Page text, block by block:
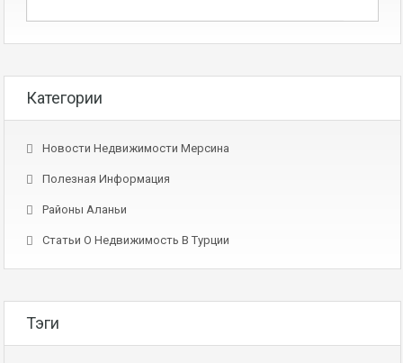
Категории
Новости Недвижимости Мерсина
Полезная Информация
Районы Аланьи
Статьи О Недвижимость В Турции
Тэги